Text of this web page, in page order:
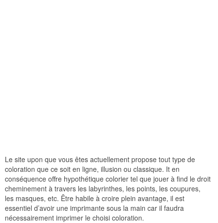
Le site upon que vous êtes actuellement propose tout type de
coloration que ce soit en ligne, illusion ou classique. It en
conséquence offre hypothétique colorier tel que jouer à find le droit
cheminement à travers les labyrinthes, les points, les coupures,
les masques, etc. Être habile à croire plein avantage, il est
essentiel d’avoir une imprimante sous la main car il faudra
nécessairement imprimer le choisi coloration.